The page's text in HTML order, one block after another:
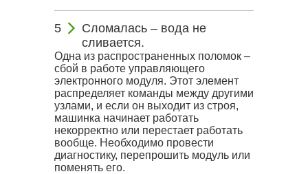
Сломалась – вода не
сливается.
Одна из распространенных поломок –
сбой в работе управляющего
электронного модуля. Этот элемент
распределяет команды между другими
узлами, и если он выходит из строя,
машинка начинает работать
некорректно или перестает работать
вообще. Необходимо провести
диагностику, перепрошить модуль или
поменять его.